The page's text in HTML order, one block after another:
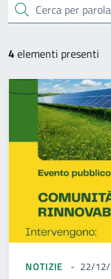
cerca
4elementi presenti
NOTIZIE 22/